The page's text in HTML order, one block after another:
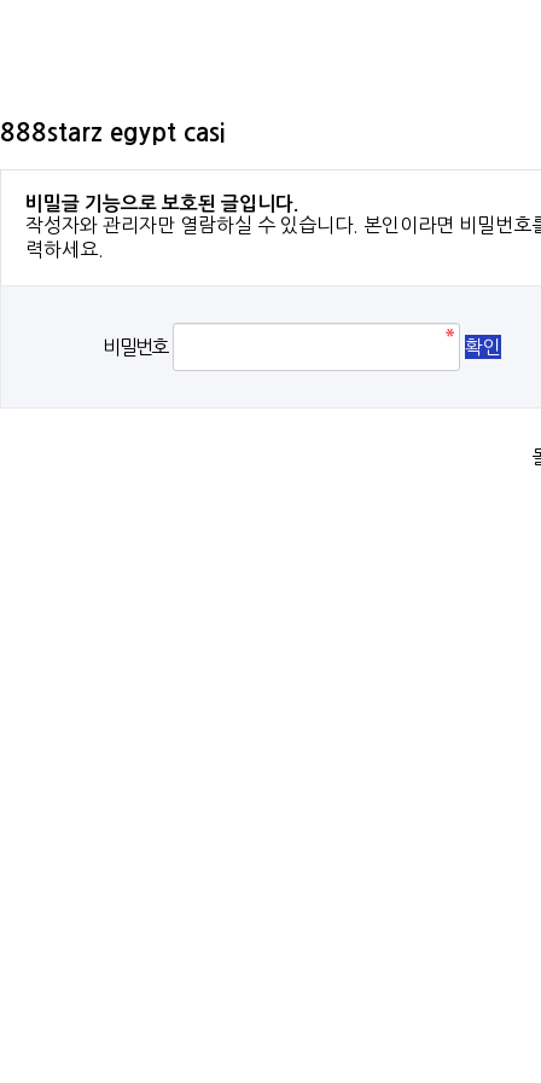
888starz egypt casi
비밀글 기능으로 보호된 글입니다.
작성자와 관리자만 열람하실 수 있습니다. 본인이라면 비밀번호
력하세요.
비밀번호